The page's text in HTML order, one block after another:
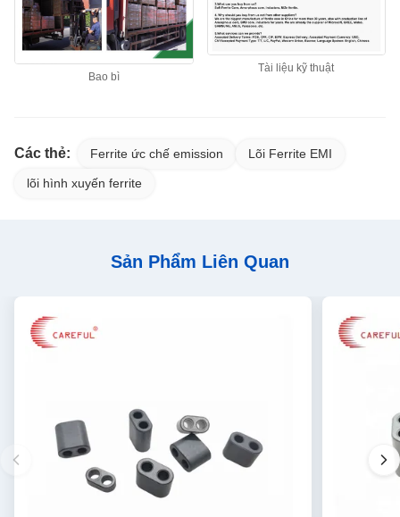
Bao bì
Tài liệu kỹ thuật
Các thẻ: Ferrite ức chế emission Lõi Ferrite EMI
lõi hình xuyến ferrite
Sản Phẩm Liên Quan